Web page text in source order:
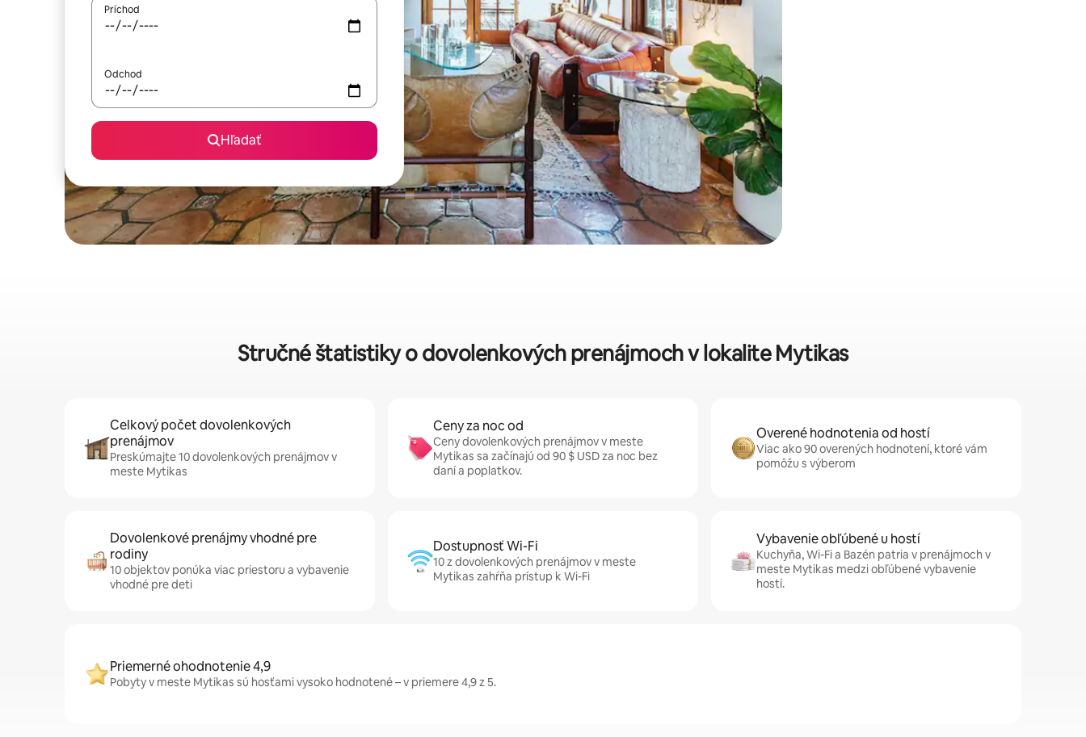
Príchod
Odchod
Hľadať
Stručné štatistiky o dovolenkových prenájmoch v lokalite Mytikas
Celkový počet dovolenkových
prenájmov
Preskúmajte 10 dovolenkových prenájmov v
meste Mytikas
Ceny za noc od
Ceny dovolenkových prenájmov v meste
Mytikas sa začínajú od 90 $ USD za noc bez
daní a poplatkov.
Overené hodnotenia od hostí
Viac ako 90 overených hodnotení, ktoré vám
pomôžu s výberom
Dovolenkové prenájmy vhodné pre
rodiny
10 objektov ponúka viac priestoru a vybavenie
vhodné pre deti
Dostupnosť Wi-Fi
10 z dovolenkových prenájmov v meste
Mytikas zahŕňa prístup k Wi-Fi
Vybavenie obľúbené u hostí
Kuchyňa, Wi-Fi a Bazén patria v prenájmoch v
meste Mytikas medzi obľúbené vybavenie
hostí.
Priemerné ohodnotenie 4,9
Pobyty v meste Mytikas sú hosťami vysoko hodnotené – v priemere 4,9 z 5.